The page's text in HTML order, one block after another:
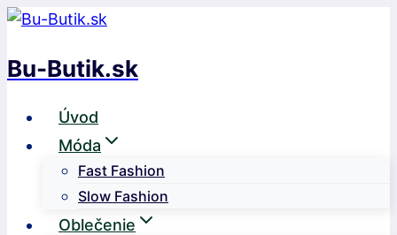
Skip
content
Bu-Butik.sk
Úvod
Móda
Fast Fashion
Slow Fashion
Oblečenie